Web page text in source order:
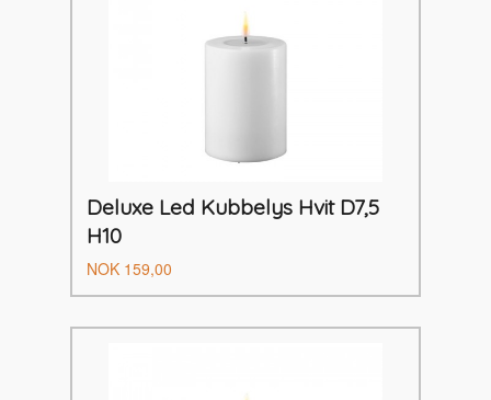
Deluxe Led Kubbelys Hvit D7,5
H10
Pris
NOK 159,00